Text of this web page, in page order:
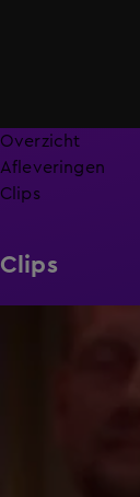
Overzicht
Afleveringen
Clips
Clips